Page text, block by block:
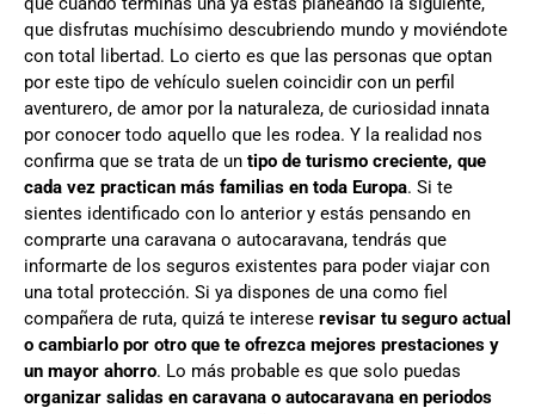
que disfrutas muchísimo descubriendo mundo y moviéndote
con total libertad. Lo cierto es que las personas que optan
por este tipo de vehículo suelen coincidir con un perfil
aventurero, de amor por la naturaleza, de curiosidad innata
por conocer todo aquello que les rodea. Y la realidad nos
confirma que se trata de un tipo de turismo creciente, que
cada vez practican más familias en toda Europa. Si te
sientes identificado con lo anterior y estás pensando en
comprarte una caravana o autocaravana, tendrás que
informarte de los seguros existentes para poder viajar con
una total protección. Si ya dispones de una como fiel
compañera de ruta, quizá te interese revisar tu seguro actual
o cambiarlo por otro que te ofrezca mejores prestaciones y
un mayor ahorro. Lo más probable es que solo puedas
organizar salidas en caravana o autocaravana en periodos